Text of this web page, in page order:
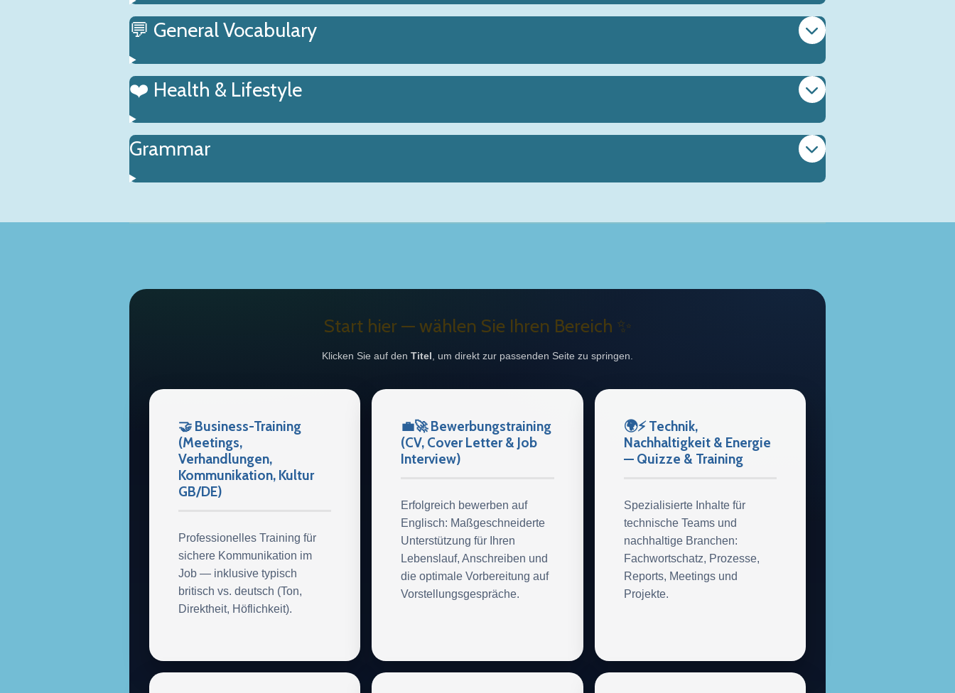
💬 General Vocabulary
❤️ Health & Lifestyle
Grammar
Start hier — wählen Sie Ihren Bereich ✨
Klicken Sie auf den Titel , um direkt zur passenden Seite zu springen.
🤝 Business-Training
(Meetings,
Verhandlungen,
Kommunikation, Kultur
GB/DE)
Professionelles Training für
sichere Kommunikation im
Job — inklusive typisch
britisch vs. deutsch (Ton,
Direktheit, Höflichkeit).
💼🚀 Bewerbungstraining
(CV, Cover Letter & Job
Interview)
Erfolgreich bewerben auf
Englisch: Maßgeschneiderte
Unterstützung für Ihren
Lebenslauf, Anschreiben und
die optimale Vorbereitung auf
Vorstellungsgespräche.
🌍⚡ Technik,
Nachhaltigkeit & Energie
— Quizze & Training
Spezialisierte Inhalte für
technische Teams und
nachhaltige Branchen:
Fachwortschatz, Prozesse,
Reports, Meetings und
Projekte.